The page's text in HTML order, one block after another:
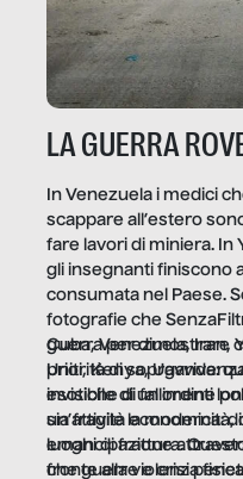
LA GUERRA
In Venezuela i medici
scappare all’estero
fare lavori di miniera. In
gli insegnanti finiscono
consumata nel Paese.
fotografie che
guerra per dimostrare
priorità di
invisibile di un ordine
un’attività economica:
luoghi di frattura.
che guerre e crisi
Cuba, Venezuela, Iran,
Uniti, Kenya, Uganda:
esotiche di fallimenti
sia fragile la modernità,
emancipazione
fronte alla violenza